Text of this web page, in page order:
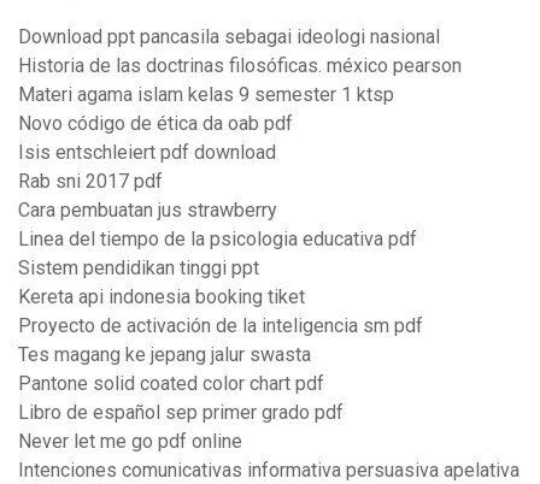
Download ppt pancasila sebagai ideologi nasional
Historia de las doctrinas filosóficas. méxico pearson
Materi agama islam kelas 9 semester 1 ktsp
Novo código de ética da oab pdf
Isis entschleiert pdf download
Rab sni 2017 pdf
Cara pembuatan jus strawberry
Linea del tiempo de la psicologia educativa pdf
Sistem pendidikan tinggi ppt
Kereta api indonesia booking tiket
Proyecto de activación de la inteligencia sm pdf
Tes magang ke jepang jalur swasta
Pantone solid coated color chart pdf
Libro de español sep primer grado pdf
Never let me go pdf online
Intenciones comunicativas informativa persuasiva apelativa